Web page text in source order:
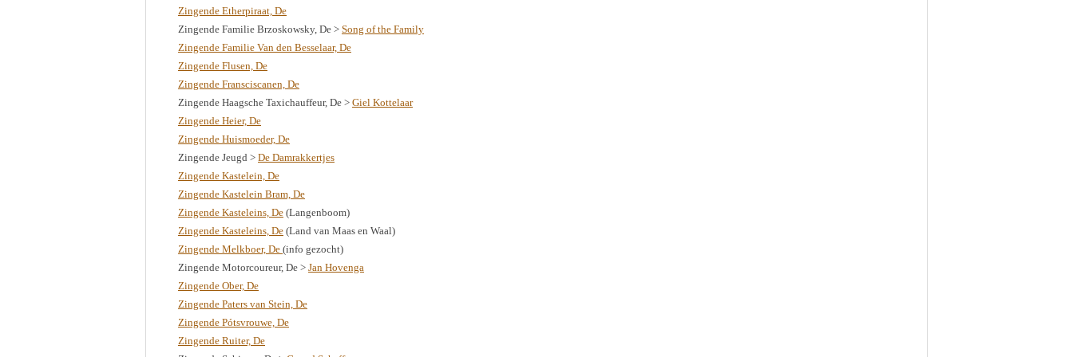
Zingende Etherpiraat, De
Zingende Familie Brzoskowsky, De > Song of the Family
Zingende Familie Van den Besselaar, De
Zingende Flusen, De
Zingende Fransciscanen, De
Zingende Haagsche Taxichauffeur, De > Giel Kottelaar
Zingende Heier, De
Zingende Huismoeder, De
Zingende Jeugd > De Damrakkertjes
Zingende Kastelein, De
Zingende Kastelein Bram, De
Zingende Kasteleins, De (Langenboom)
Zingende Kasteleins, De (Land van Maas en Waal)
Zingende Melkboer, De (info gezocht)
Zingende Motorcoureur, De > Jan Hovenga
Zingende Ober, De
Zingende Paters van Stein, De
Zingende Pótsvrouwe, De
Zingende Ruiter, De